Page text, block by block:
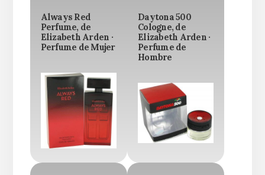
Always Red
Perfume, de
Elizabeth Arden ·
Perfume de Mujer
Daytona 500
Cologne, de
Elizabeth Arden ·
Perfume de
Hombre